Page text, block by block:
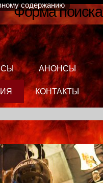
содержанию
Форма поиска
АНОНСЫ
КОНТАКТЫ